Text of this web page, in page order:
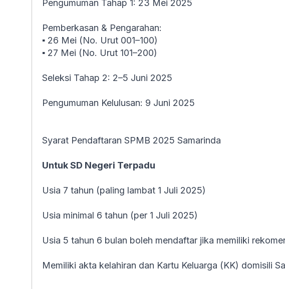
Pengumuman Tahap 1: 23 Mei 2025
Pemberkasan & Pengarahan:
▪ 26 Mei (No. Urut 001–100)
▪ 27 Mei (No. Urut 101–200)
Seleksi Tahap 2: 2–5 Juni 2025
Pengumuman Kelulusan: 9 Juni 2025
Syarat Pendaftaran SPMB 2025 Samarinda
Untuk SD Negeri Terpadu
Usia 7 tahun (paling lambat 1 Juli 2025)
Usia minimal 6 tahun (per 1 Juli 2025)
Usia 5 tahun 6 bulan boleh mendaftar jika memiliki
Memiliki akta kelahiran dan Kartu Keluarga (KK) domisili